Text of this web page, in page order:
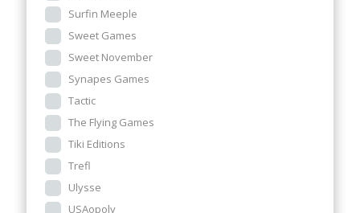
Surfin Meeple
Sweet Games
Sweet November
Synapes Games
Tactic
The Flying Games
Tiki Editions
Trefl
Ulysse
USAopoly